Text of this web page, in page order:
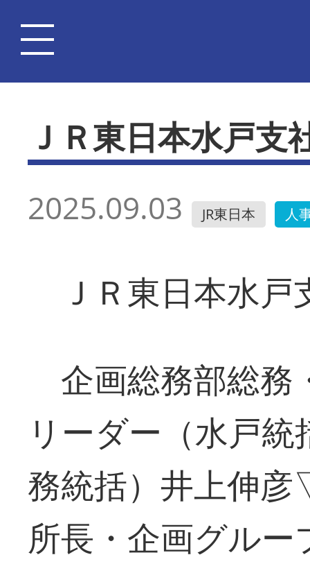
ＪＲ東日本水戸
2025.09.03 JR東日本 人
ＪＲ東日本水戸
企画総務部総務
リーダー（水戸
務統括）井上伸
所長・企画グル